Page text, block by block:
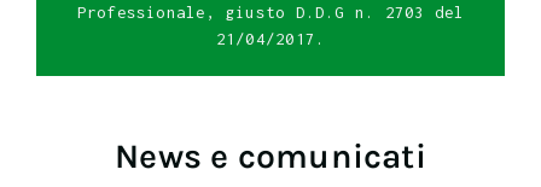
Professionale, giusto D.D.G n. 2703 del
21/04/2017.
News e comunicati